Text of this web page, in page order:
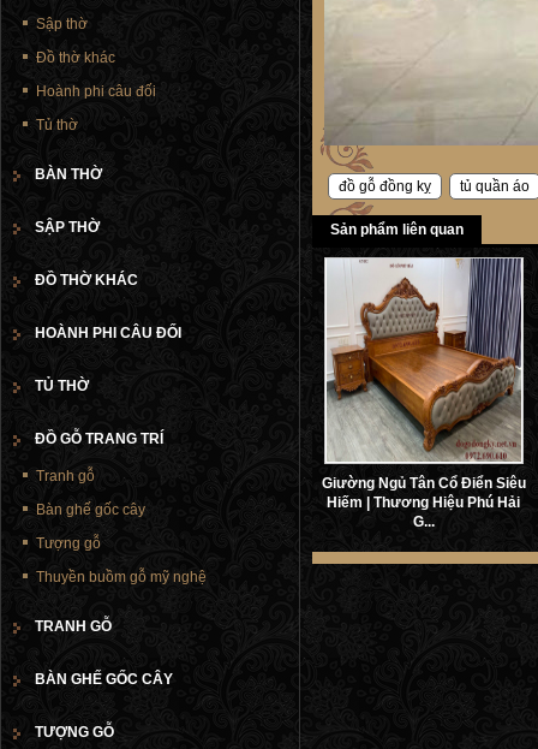
đồ gỗ đồng kỵ tủ quần áo
Sản phẩm liên quan
Giường Ngủ Tân Cổ Điển Siêu
Hiếm | Thương Hiệu Phú Hải
G...
Sập thờ
Đồ thờ khác
Hoành phi câu đối
Tủ thờ
BÀN THỜ
SẬP THỜ
ĐỒ THỜ KHÁC
HOÀNH PHI CÂU ĐỐI
TỦ THỜ
ĐỒ GỖ TRANG TRÍ
Tranh gỗ
Bàn ghế gốc cây
Tượng gỗ
Thuyền buồm gỗ mỹ nghệ
TRANH GỖ
BÀN GHẾ GỐC CÂY
TƯỢNG GỖ